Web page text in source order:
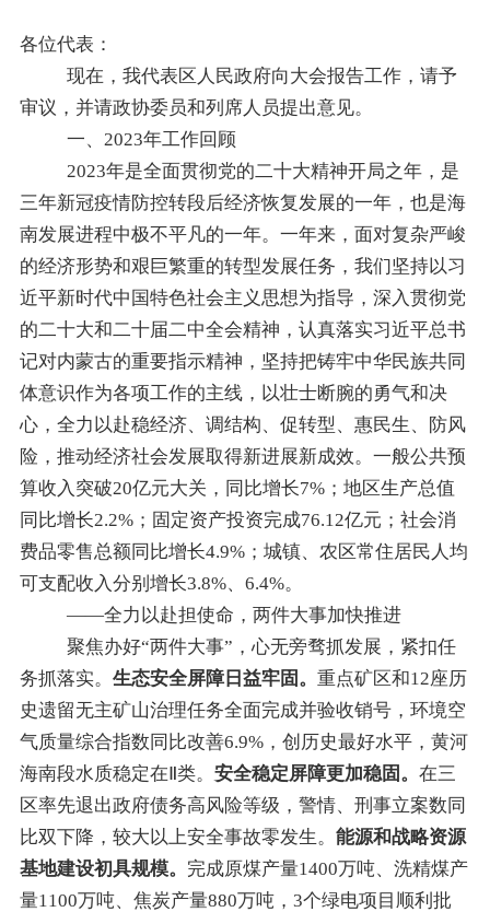
各位代表：
现在，我代表区人民政府向大会报告工作，请予
审议，并请政协委员和列席人员提出意见。
一、2023年工作回顾
2023年是全面贯彻党的二十大精神开局之年，是
三年新冠疫情防控转段后经济恢复发展的一年，也是海
南发展进程中极不平凡的一年。一年来，面对复杂严峻
的经济形势和艰巨繁重的转型发展任务，我们坚持以习
近平新时代中国特色社会主义思想为指导，深入贯彻党
的二十大和二十届二中全会精神， 认真落实习近平总书
记对内蒙古的重要指示精神 ， 坚持把铸牢中华民族共同
体意识作为各项工作的主线， 以壮士断腕的勇气和决
心， 全力以赴稳经济、 调结构、促转型、惠民生、防风
险，推动经济社会发展取得新进展新成效。一般公共预
算收入 突破20亿元大关 ，同比增长7%； 地区生产总值
同比增长2.2%； 固定资产投资完成76.12亿元 ； 社会消
费品零售总额同比增长4.9%；城镇、农区常住居民人均
可支配收入分别增长3.8%、 6.4%。
——全力以赴担使命，两件大事加快推进
聚焦办好“两件大事” ，心无旁骛抓发展，紧扣任
务抓落实。 生态安全屏障日益牢固。 重点矿区和12座历
史遗留无主矿山治理任务全面完成并验收销号， 环境空
气质量综合指数同比改善6.9%，创历史最好水平， 黄河
海南段水质稳定在Ⅱ类。 安全稳定屏障更加稳固。 在三
区率先退出政府债务高风险等级 ，警情、刑事立案数同
比双下降，较大以上安全事故零发生。 能源和战略资源
基地建设初具规模。 完成原煤产量1400万吨、 洗精煤产
量1100万吨、 焦炭产量880万吨， 3个绿电项目顺利 批